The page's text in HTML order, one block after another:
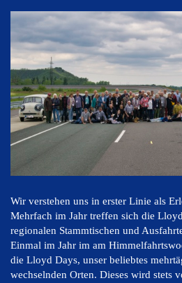
Wir verstehen uns in erster Linie als
Mehrfach im Jahr treffen sich die
regionalen Stammtischen und
Einmal im Jahr im am
die Lloyd Days, unser beliebtes
wechselnden Orten. Dieses wird stets